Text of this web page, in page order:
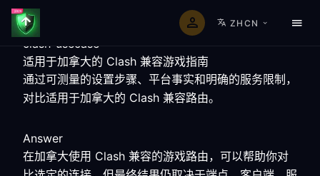
ZHCN
clash-usecase
适用于加拿大的 Clash 兼容游戏指南
通过可测量的设置步骤、平台事实和明确的服务限制，
对比适用于加拿大的 Clash 兼容路由。
Answer
在加拿大使用 Clash 兼容的游戏路由，可以帮助你对